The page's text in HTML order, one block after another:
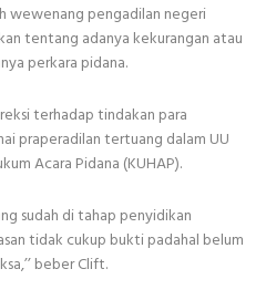
wewenang pengadilan negeri
tentang adanya kekurangan atau
perkara pidana.
terhadap tindakan para
praperadilan tertuang dalam UU
Acara Pidana (KUHAP).
sudah di tahap penyidikan
tidak cukup bukti padahal belum
beber Clift.